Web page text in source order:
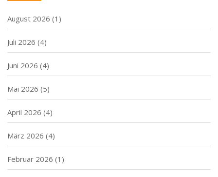
August 2026 (1)
Juli 2026 (4)
Juni 2026 (4)
Mai 2026 (5)
April 2026 (4)
März 2026 (4)
Februar 2026 (1)